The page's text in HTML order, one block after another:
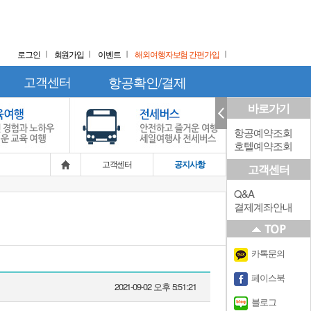
로그인 회원가입 이벤트 해외여행자보험 간편가입
고객센터 항공확인/결제
고객센터 공지사항
2021-09-02 오후 5:51:21
바로가기
항공예약조회
호텔예약조회
고객센터
Q&A
결제계좌안내
카톡문의
페이스북
블로그